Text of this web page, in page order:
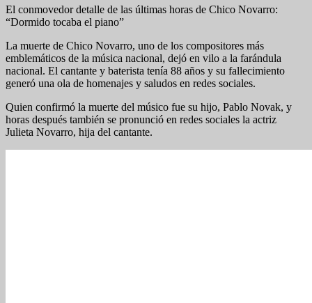
El conmovedor detalle de las últimas horas de Chico Novarro:
“Dormido tocaba el piano”
La muerte de Chico Novarro, uno de los compositores más
emblemáticos de la música nacional, dejó en vilo a la farándula
nacional. El cantante y baterista tenía 88 años y su fallecimiento
generó una ola de homenajes y saludos en redes sociales.
Quien confirmó la muerte del músico fue su hijo, Pablo Novak, y
horas después también se pronunció en redes sociales la actriz
Julieta Novarro, hija del cantante.